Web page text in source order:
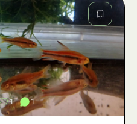
Obrázek
1 1